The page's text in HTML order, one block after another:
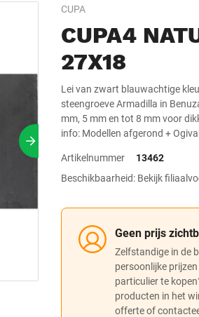
CUPA
CUPA4
27X18
Lei van zwart blauwachtige
steengroeve Armadilla in
mm, 5 mm en tot 8 mm voor
info: Modellen afgerond +
Volgende slide
Artikelnummer
13462
Beschikbaarheid: Bekijk
Geen prijs
Zelfstandige in de
persoonlijke
particulier te
producten in het
offerte of